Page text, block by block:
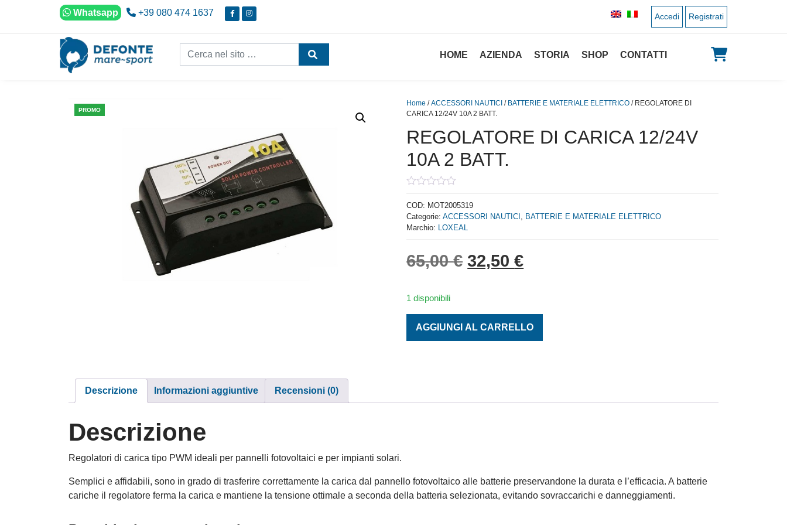
Vai al contenuto
Whatsapp +39 080 474 1637 Accedi Registrati
Cerca nel sito...
HOME AZIENDA STORIA SHOP CONTATTI
PROMO
Home /ACCESSORI NAUTICI / BATTERIE E MATERIALE ELETTRICO / REGOLATORE DI
CARICA 12/24V 10A 2 BATT.
REGOLATORE DI CARICA 12/24V
10A 2 BATT.
out
of
5
COD: MOT2005319
Categorie:ACCESSORI NAUTICI , BATTERIE E MATERIALE ELETTRICO
Marchio: LOXEAL
65,00€ Il prezzo originale era: 65,00 €.
32,50€Il prezzo attuale è: 32,50 €.
1 disponibili
AGGIUNGI AL CARRELLO
Descrizione Informazioni aggiuntive Recensioni (0)
Descrizione
Regolatori di carica tipo PWM ideali per pannelli fotovoltaici e per impianti solari.
Semplici e affidabili, sono in grado di trasferire correttamente la carica dal pannello fotovoltaico alle batterie preservandone la durata e l’efficacia. A batterie
cariche il regolatore ferma la carica e mantiene la tensione ottimale a seconda della batteria selezionata, evitando sovraccarichi e danneggiamenti.